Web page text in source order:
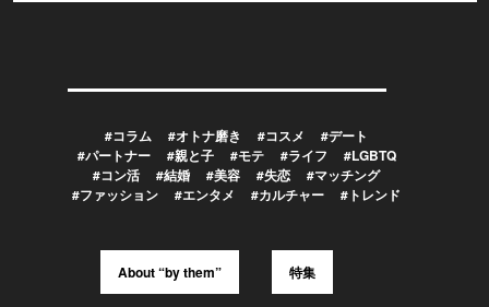
#コラム #オトナ磨き #コスメ
#デート
#パートナー
#親と子 #モテ #ライフ
#LGBTQ
#コン活
#結婚 #美容 #失恋
#マッチング
#ファッション
#エンタメ #カルチャー #トレンド
About “by them” 特集